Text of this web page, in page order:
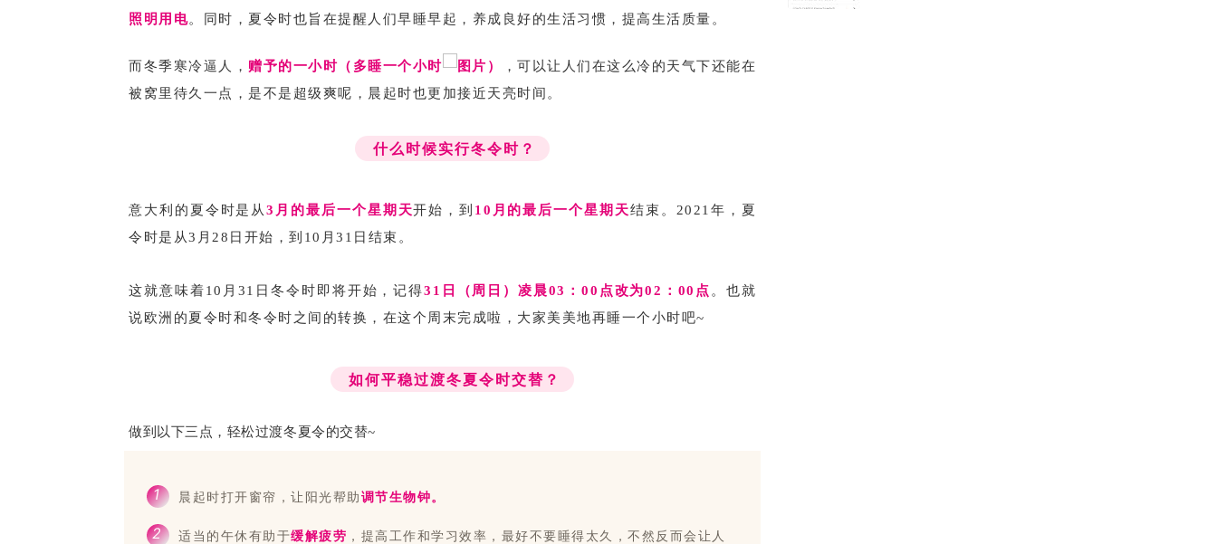
照明用电。同时，夏令时也旨在提醒人们早睡早起，养成良好的生活习惯，提高生活质量。
而冬季寒冷逼人， 赠予的一小时（多睡一个小时 ）
，可以让人们在这么冷的天气下还能在
被窝里待久一点，是不是超级爽呢，晨起时也更加接近天亮时间。
什么时候实行冬令时？
意大利的夏令时是从3月的最后一个星期天开始，到 10月的最后一个星期天结束。2021年，夏
令时是从3月28日开始，到10月31日结束。
这就意味着10月31日冬令时即将开始，记得31日（周日）凌晨03：00点改为02：00点 。也就
说欧洲的夏令时和冬令时之间的转换，在这个周末完成啦，大家美美地再睡一个小时吧~
如何平稳过渡冬夏令时交替？
做到以下三点，轻松过渡冬夏令的交替~
1 晨起时打开窗帘，让阳光帮助 调节生物钟。
2 适当的午休有助于缓解疲劳 ，提高工作和学习效率，最好不要睡得太久，不然反而会让人